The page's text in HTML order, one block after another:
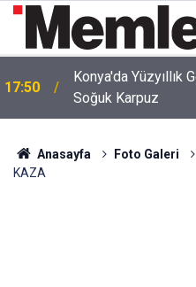
17:48 İnsan İhmali Minik
Anasayfa Foto Galeri
KAZA